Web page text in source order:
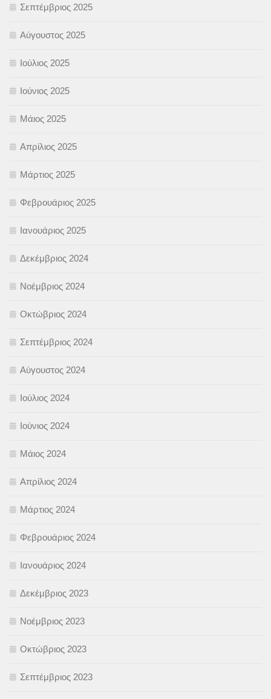
Σεπτέμβριος 2025
Αύγουστος 2025
Ιούλιος 2025
Ιούνιος 2025
Μάιος 2025
Απρίλιος 2025
Μάρτιος 2025
Φεβρουάριος 2025
Ιανουάριος 2025
Δεκέμβριος 2024
Νοέμβριος 2024
Οκτώβριος 2024
Σεπτέμβριος 2024
Αύγουστος 2024
Ιούλιος 2024
Ιούνιος 2024
Μάιος 2024
Απρίλιος 2024
Μάρτιος 2024
Φεβρουάριος 2024
Ιανουάριος 2024
Δεκέμβριος 2023
Νοέμβριος 2023
Οκτώβριος 2023
Σεπτέμβριος 2023